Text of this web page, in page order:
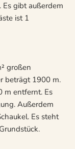
gibt außerdem
ist 1
großen
beträgt 1900 m.
m entfernt. Es
Außerdem
Es steht